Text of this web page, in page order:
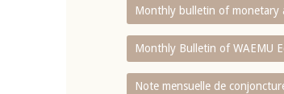
Monthly bulletin of monetary
Monthly Bulletin of WAEMU
Note mensuelle de